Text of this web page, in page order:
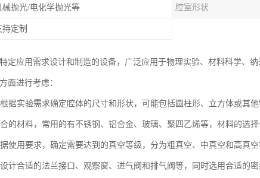
械抛光/电化学抛光等 腔室形状
持定制
定应用需求设计和制造的设备，广泛应用于物理实验、材料科学、
面进行考虑：
据实验需求确定腔体的尺寸和形状，可能包括圆柱形、立方体或其他
的材料，常用的有不锈钢、铝合金、玻璃、聚四乙烯等，材料的选择
使用要求，确定需要达到的真空等级，分为粗真空、中真空和高真空
计合适的法兰接口、观察窗、进气阀和排气阀等，同时选用合适的密